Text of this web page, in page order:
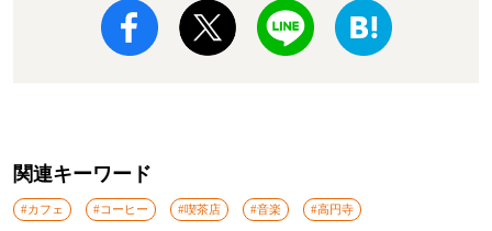
関連キーワード
#カフェ #コーヒー #喫茶店 #音楽 #高円寺